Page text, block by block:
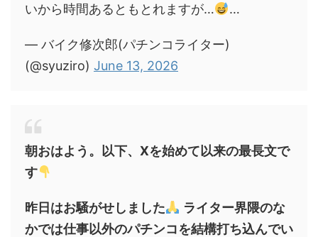
いから時間あるともとれますが…
…
— バイク修次郎(パチンコライター)
(@syuziro) June 13, 2026
朝おはよう。以下、Xを始めて以来の最長文で
す
昨日はお騒がせしました
ライター界隈のな
かでは仕事以外のパチンコを結構打ち込んでい